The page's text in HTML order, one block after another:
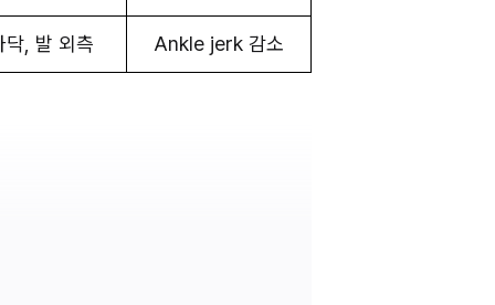
닥, 발 외측 Ankle jerk 감소